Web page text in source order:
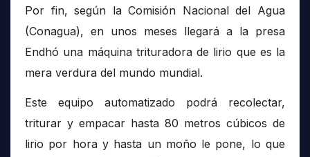
Por fin, según la Comisión Nacional del Agua
(Conagua), en unos meses llegará a la presa
Endhó una máquina trituradora de lirio que es la
mera verdura del mundo mundial.
Este equipo automatizado podrá recolectar,
triturar y empacar hasta 80 metros cúbicos de
lirio por hora y hasta un moño le pone, lo que